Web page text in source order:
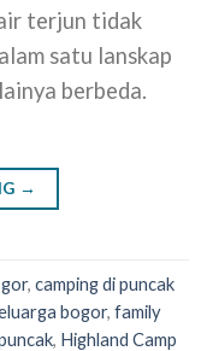
terjun tidak
satu lanskap
berbeda.
→
, camping di puncak
bogor, family
Highland Camp